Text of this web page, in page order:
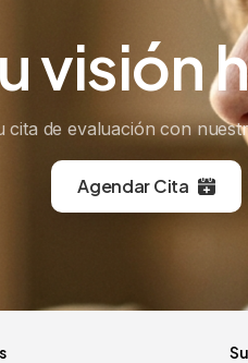
visión
cita de evaluación con
Agendar Cita